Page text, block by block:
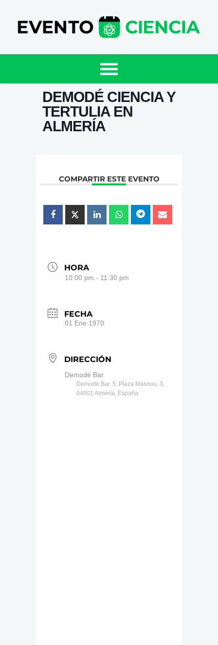
DEMODÉ CIENCIA Y
TERTULIA EN
ALMERÍA
COMPARTIR ESTE EVENTO
HORA
10:00 pm - 11:30 pm
FECHA
01 Ene 1970
DIRECCIÓN
Demodé Bar
Demodé Bar, 5, Plaza Masnou, 3,
04001 Almería, España